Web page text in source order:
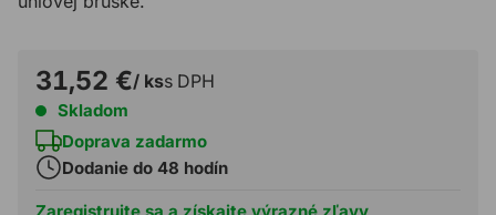
31,52 €/ kss DPH
Skladom
Doprava zadarmo
Dodanie do 48 hodín